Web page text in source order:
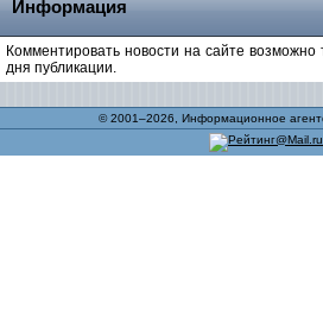
Информация
Комментировать новости на сайте возможно
дня публикации.
© 2001–2026, Информационное